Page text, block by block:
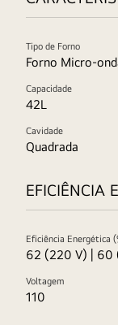
Tipo de Forno
Forno Micro-
Capacidade
42L
Cavidade
Quadrada
EFICIÊNCIA
Eficiência Energética
62 (220 V) | 60
Voltagem
110